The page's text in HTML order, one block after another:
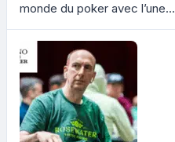
monde du poker avec l’une...